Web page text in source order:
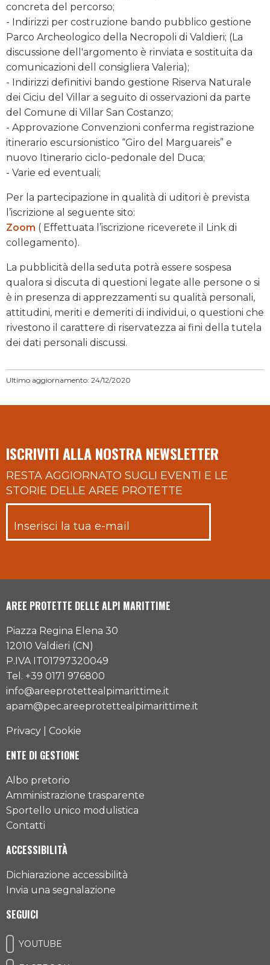
concreta del percorso;
- Indirizzi per costruzione bando pubblico gestione
Parco Archeologico della Necropoli di Valdieri; (La
discussione dell'argomento è rinviata e sostituita da
comunicazioni dell consigliera Valeria);
- Indirizzi definitivi bando gestione Riserva Naturale
dei Ciciu del Villar a seguito di osservazioni da parte
del Comune di Villar San Costanzo;
- Approvazione Convenzioni conferma registrazione
itinerario escursionistico “Giro del Marguareis” e
nuovo Itinerario ciclo-pedonale del Duca;
- Varie ed eventuali;
Per la partecipazione in qualità di uditori è prevista
l’iscrizione al seguente sito:
Zoom ( Effettuata l’iscrizione riceverete il Link di
collegamento).
La pubblicità della seduta potrà essere sospesa
qualora si discuta di questioni legate alle persone o si
è in presenza di apprezzamenti su qualità personali,
attitudini, meriti e demeriti di individui, o questioni che
rivestono il carattere di riservatezza ai fini della tutela
dei dati personali discussi.
Ultimo aggiornamento: 24/12/2020
ISCRIVITI ALLA NOSTRA NEWSLETTER
RESTA AGGIORNATO SUGLI EVENTI E LE
STORIE DELLE AREE PROTETTE
AREE PROTETTE DELLE ALPI MARITTIME
Piazza Regina Elena 30
12010 Valdieri (CN)
P.IVA IT01797320049
Tel. +39 0171 976800
info@areeprotettealpimarittime.it
apam@pec.areeprotettealpimarittime.it
Privacy Cookie
ENTE DI GESTIONE
Albo pretorio
Amministrazione trasparente
Sportello unico modulistica
Contatti
ACCESSIBILITÀ
Dichiarazione accessibilità
Invia una segnalazione
SEGUICI
YOUTUBE